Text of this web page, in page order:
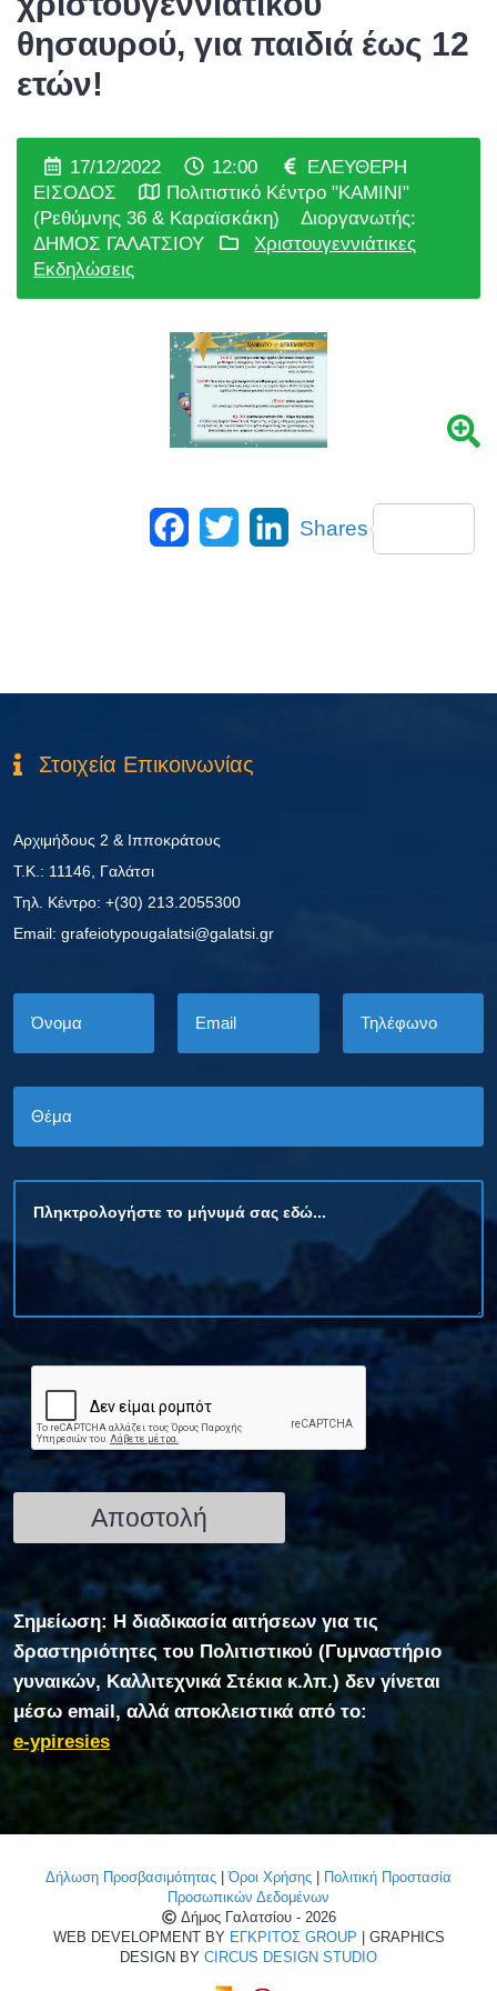
θησαυρού, για παιδιά έως 12
ετών!
17/12/2022 12:00
ΕΛΕΥΘΕΡΗ
ΕΙΣΟΔΟΣ
Πολιτιστικό Κέντρο "ΚΑΜΙΝΙ"
(Ρεθύμνης 36 & Καραϊσκάκη)
Διοργανωτής:
ΔΗΜΟΣ ΓΑΛΑΤΣΙΟΥ
Χριστουγεννιάτικες
Εκδηλώσεις
Facebook
Twitter LinkedIn
Shares
Στοιχεία Επικοινωνίας
Αρχιμήδους 2 & Ιπποκράτους
Τ.Κ.: 11146, Γαλάτσι
Τηλ. Κέντρο: +(30) 213.2055300
Εmail: grafeiotypougalatsi@galatsi.gr
Σημείωση: Η διαδικασία αιτήσεων για τις
δραστηριότητες του Πολιτιστικού (Γυμναστήριο
γυναικών, Καλλιτεχνικά Στέκια κ.λπ.) δεν γίνεται
μέσω email, αλλά αποκλειστικά από το:
e-ypiresies
Δήλωση Προσβασιμότητας |Όροι Χρήσης
Πολιτική Προστασία
Προσωπικών Δεδομένων
Δήμος Γαλατσίου - 2026
WEB DEVELOPMENT BY ΕΓΚΡΙΤΟΣ GROUP | GRAPHICS
DESIGN BY CIRCUS DESIGN STUDIO